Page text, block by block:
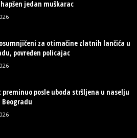
jedan muškarac
za otimačine zlatnih lančića u
povređen policajac
preminuo posle uboda stršljena u naselju
Beogradu